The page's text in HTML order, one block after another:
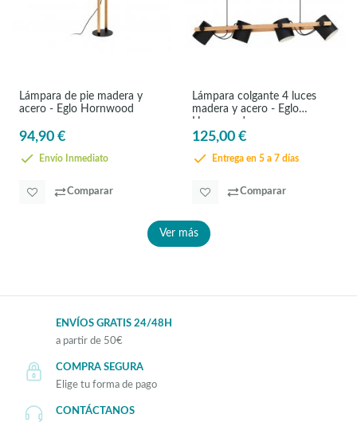
Lámpara de pie madera y
acero - Eglo Hornwood
94,90 €
Envío Inmediato
Comparar
Lámpara colgante 4 luces
madera y acero - Eglo
Hornwood
125,00 €
Entrega en 5 a 7 días
Comparar
Ver más
ENVÍOS GRATIS 24/48H
a partir de 50€
COMPRA SEGURA
Elige tu forma de pago
CONTÁCTANOS